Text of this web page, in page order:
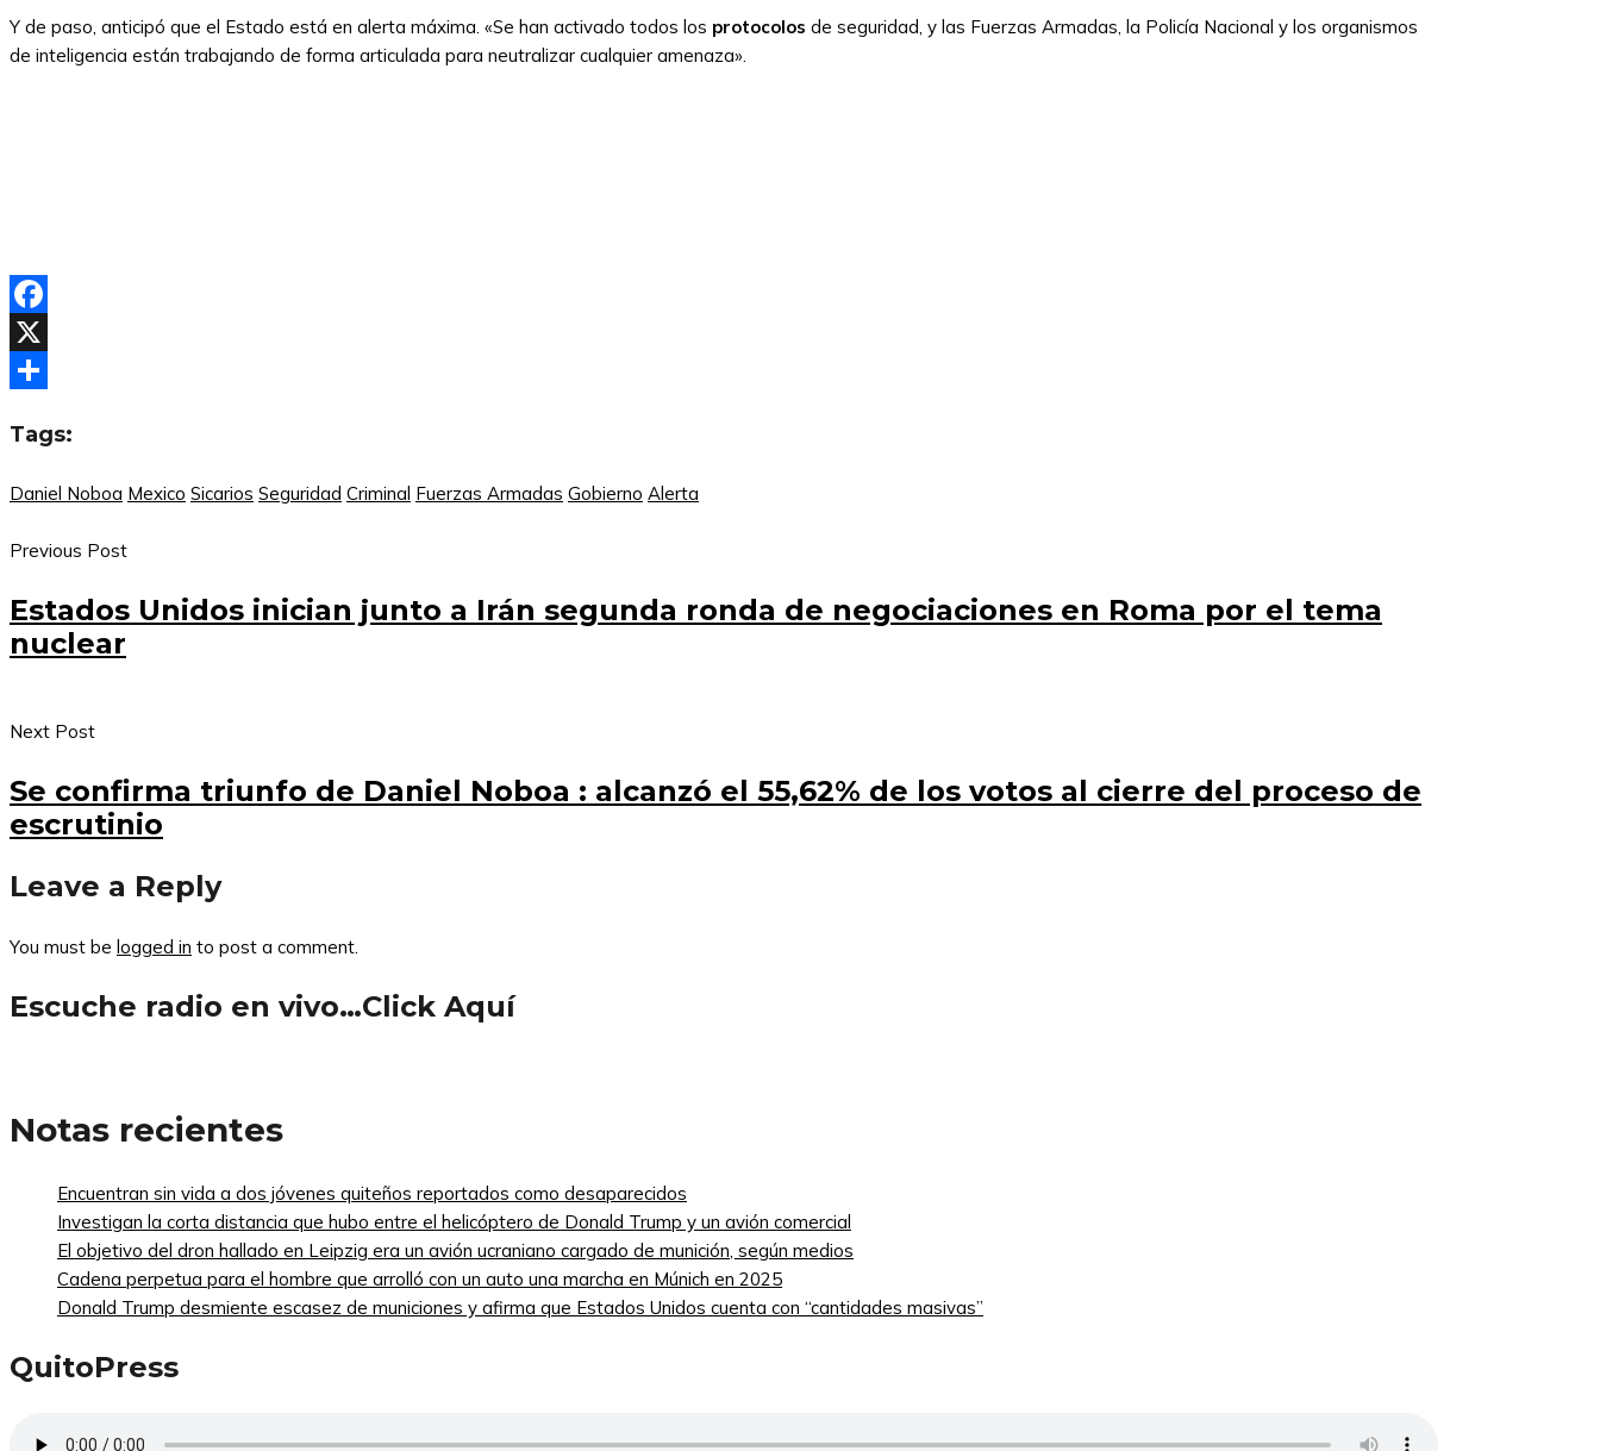
Y de paso, anticipó que el Estado está en alerta máxima. «Se han activado todos los protocolos de seguridad, y las Fuerzas Armadas, la Policía Nacional y los organismos
de inteligencia están trabajando de forma articulada para neutralizar cualquier amenaza».
Facebook
X
Tags:
Daniel Noboa Mexico Sicarios Seguridad Criminal Fuerzas Armadas Gobierno Alerta
Previous Post
Estados Unidos inician junto a Irán segunda ronda de negociaciones en Roma por el tema
nuclear
Next Post
Se confirma triunfo de Daniel Noboa : alcanzó el 55,62% de los votos al cierre del proceso de
escrutinio
Leave a Reply
You must be logged in to post a comment.
Escuche radio en vivo…Click Aquí
Notas recientes
Encuentran sin vida a dos jóvenes quiteños reportados como desaparecidos
Investigan la corta distancia que hubo entre el helicóptero de Donald Trump y un avión comercial
El objetivo del dron hallado en Leipzig era un avión ucraniano cargado de munición, según medios
Cadena perpetua para el hombre que arrolló con un auto una marcha en Múnich en 2025
Donald Trump desmiente escasez de municiones y afirma que Estados Unidos cuenta con “cantidades masivas”
QuitoPress